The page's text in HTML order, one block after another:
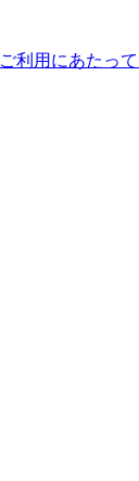
ご利用にあたって